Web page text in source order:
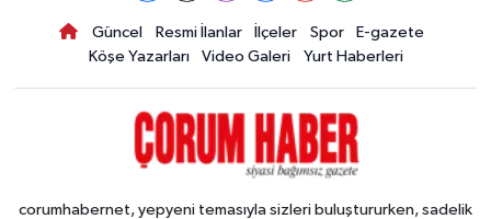
Güncel Resmi İlanlar İlçeler Spor
E-gazete
Köşe Yazarları
Video Galeri Yurt Haberleri
corumhabernet, yepyeni temasıyla sizleri buluştururken, sadelik